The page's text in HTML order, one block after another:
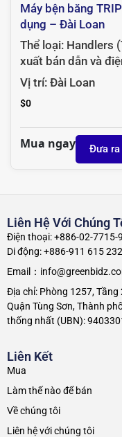
Máy bện băng
dụng – Đài Loan
Thể loại: Handlers
xuất bán dẫn và
Vị trí: Đài Loan
$0
Mua ngay Đưa
Liên Kết
Mua
Làm thế nào để bán
Về chúng tôi
Liên hệ với chúng tôi
Liên Hệ Với Chúng
Điện thoại: +886-02-7715-
Di động: +886-911 615 232
Email：
Địa chỉ: Phòng 1257,
Quận Tùng Sơn, Thành
thống nhất (UBN):